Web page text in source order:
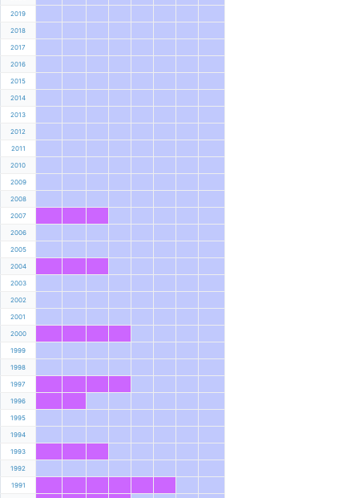
2019
2018
2017
2016
2015
2014
2013
2012
2011
2010
2009
2008
2007
2006
2005
2004
2003
2002
2001
2000
1999
1998
1997
1996
1995
1994
1993
1992
1991